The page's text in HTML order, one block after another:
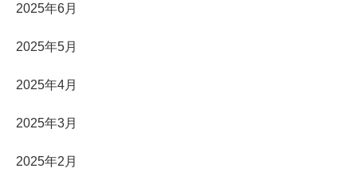
2025年6月
2025年5月
2025年4月
2025年3月
2025年2月